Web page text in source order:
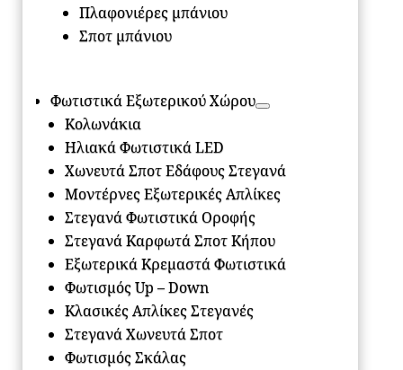
Πλαφονιέρες μπάνιου
Σποτ μπάνιου
Φωτιστικά Εξωτερικού Χώρου
Κολωνάκια
Ηλιακά Φωτιστικά LED
Χωνευτά Σποτ Εδάφους Στεγανά
Μοντέρνες Εξωτερικές Απλίκες
Στεγανά Φωτιστικά Οροφής
Στεγανά Καρφωτά Σποτ Κήπου
Εξωτερικά Κρεμαστά Φωτιστικά
Φωτισμός Up – Down
Κλασικές Απλίκες Στεγανές
Στεγανά Χωνευτά Σποτ
Φωτισμός Σκάλας